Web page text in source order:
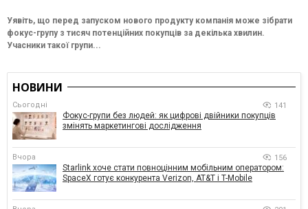
Уявіть, що перед запуском нового продукту компанія може зібрати
фокус-групу з тисяч потенційних покупців за декілька хвилин.
Учасники такої групи...
НОВИНИ
Сьогодні 141
Фокус-групи без людей: як цифрові двійники покупців
змінять маркетингові дослідження
Вчора 156
Starlink хоче стати повноцінним мобільним оператором:
SpaceX готує конкурента Verizon, AT&T і T-Mobile